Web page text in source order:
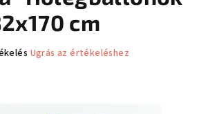
cm
Ugrás az értékeléshez